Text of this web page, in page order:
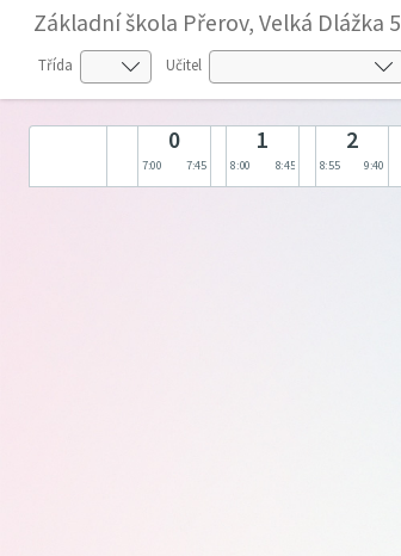
Základní škola Přerov, Velká Dlážka 5
Třída Učitel
0
7:00 7:45
1
8:00 8:45
2
8:55 9:40